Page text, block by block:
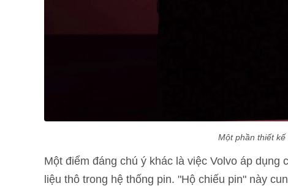
Một phần thiết kế
Một điểm đáng chú ý khác là việc Volvo áp
liệu thô trong hệ thống pin. "Hộ chiếu pin" này